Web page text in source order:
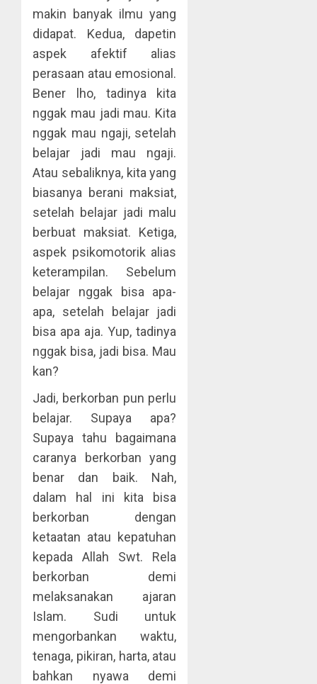
makin banyak ilmu yang
didapat. Kedua, dapetin
aspek afektif alias
perasaan atau emosional.
Bener lho, tadinya kita
nggak mau jadi mau. Kita
nggak mau ngaji, setelah
belajar jadi mau ngaji.
Atau sebaliknya, kita yang
biasanya berani maksiat,
setelah belajar jadi malu
berbuat maksiat. Ketiga,
aspek psikomotorik alias
keterampilan. Sebelum
belajar nggak bisa apa-
apa, setelah belajar jadi
bisa apa aja. Yup, tadinya
nggak bisa, jadi bisa. Mau
kan?
Jadi, berkorban pun perlu
belajar. Supaya apa?
Supaya tahu bagaimana
caranya berkorban yang
benar dan baik. Nah,
dalam hal ini kita bisa
berkorban dengan
ketaatan atau kepatuhan
kepada Allah Swt. Rela
berkorban demi
melaksanakan ajaran
Islam. Sudi untuk
mengorbankan waktu,
tenaga, pikiran, harta, atau
bahkan nyawa demi